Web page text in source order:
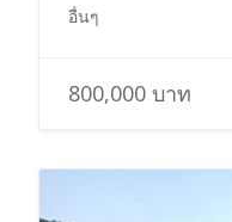
อื่นๆ
800,000 บาท